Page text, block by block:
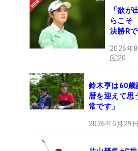
「欲が
らこそ
決勝R
2026年
20
鈴木亨は60
暦を迎えて思
常です」
2026年5月29